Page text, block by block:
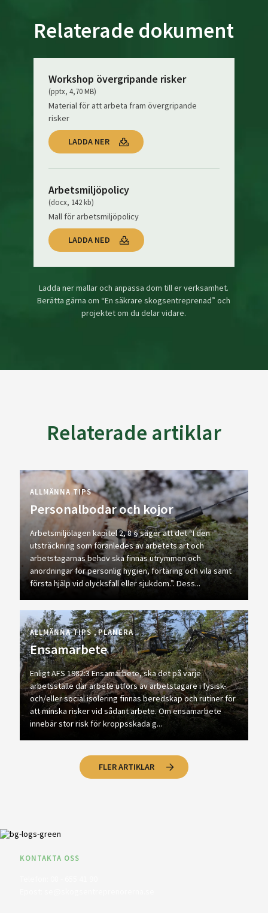
Relaterade dokument
Workshop övergripande risker
(pptx, 4,70 MB)
Material för att arbeta fram övergripande
risker
LADDA NER
Arbetsmiljöpolicy
(docx, 142 kb)
Mall för arbetsmiljöpolicy
LADDA NED
Ladda ner mallar och anpassa dom till er verksamhet.
Berätta gärna om “En säkrare skogsentreprenad” och
projektet om du delar vidare.
Relaterade artiklar
ALLMÄNNA TIPS
Personalbodar och kojor
Arbetsmiljölagen kapitel 2, 8 § säger att det “I den
utsträckning som föranledes av arbetets art och
arbetstagarnas behov ska finnas utrymmen och
anordningar för personlig hygien, förtäring och vila samt
första hjälp vid olycksfall eller sjukdom.”. Dess...
ALLMÄNNA TIPS PLANERA
Ensamarbete
Enligt AFS 1982:3 Ensamarbete, ska det på varje
arbetsställe där arbete utförs av arbetstagare i fysisk-
och/eller social isolering finnas beredskap och rutiner för
att minska risker vid sådant arbete. Om ensamarbete
innebär stor risk för kroppsskada g...
FLER ARTIKLAR
KONTAKTA OSS